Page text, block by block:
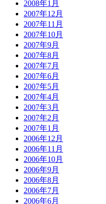
2008年1月
2007年12月
2007年11月
2007年10月
2007年9月
2007年8月
2007年7月
2007年6月
2007年5月
2007年4月
2007年3月
2007年2月
2007年1月
2006年12月
2006年11月
2006年10月
2006年9月
2006年8月
2006年7月
2006年6月